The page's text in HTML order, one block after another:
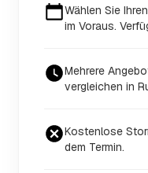
Wählen Sie
im Voraus.
Mehrere
vergleichen in
Kostenlose
dem Termin.